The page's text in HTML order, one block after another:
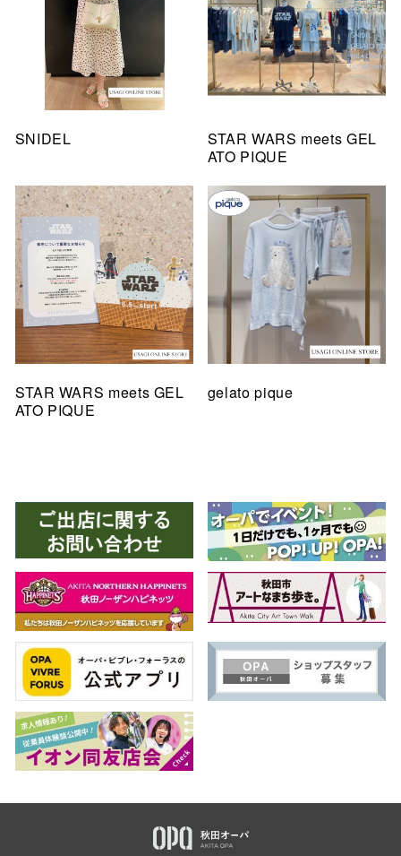
SNIDEL
STAR WARS meets GEL
ATO PIQUE
STAR WARS meets GEL
ATO PIQUE
gelato pique